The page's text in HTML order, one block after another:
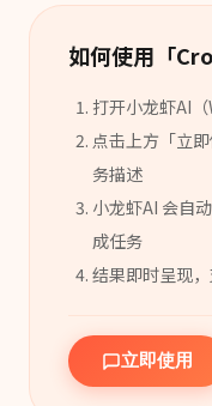
如何使用「
打开小龙虾AI（
点击上方「立
务描述
小龙虾AI 会自
成任务
结果即时呈现
立即使用